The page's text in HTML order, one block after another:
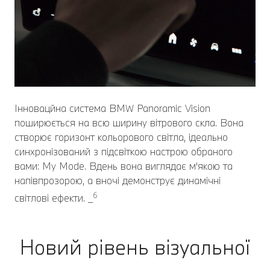
Інновацйна система BMW Panoramic Vision
поширюється на всю ширину вітрового скла. Вона
створює горизонт кольорового світла, ідеально
синхронізований з підсвіткою настрою обраного
вами: My Mode. Вдень вона виглядає м'якою та
напівпрозорою, а вночі демонструє динамічні
світлові ефекти. _
6
Новий рівень візуальної